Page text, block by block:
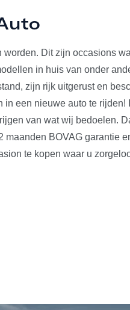
worden. Dit zijn occasions
in huis van onder
zijn rijk uitgerust en
in een nieuwe auto te rijden!
van wat wij bedoelen.
maanden BOVAG garantie
te kopen waar u